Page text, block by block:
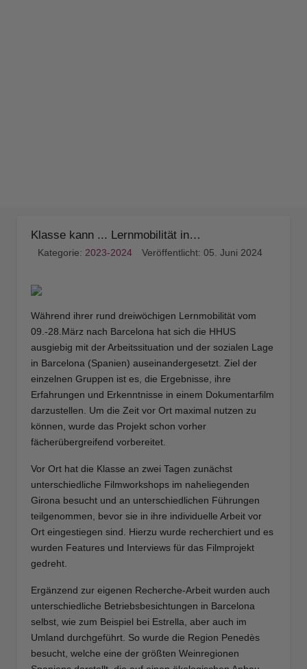
Klasse kann ... Lernmobilität in…
Kategorie:2023-2024 Veröffentlicht: 05. Juni 2024
Während ihrer rund dreiwöchigen Lernmobilität vom
09.-28.März nach Barcelona hat sich die HHUS
ausgiebig mit der Arbeitssituation und der sozialen Lage
in Barcelona (Spanien) auseinandergesetzt. Ziel der
einzelnen Gruppen ist es, die Ergebnisse, ihre
Erfahrungen und Erkenntnisse in einem Dokumentarfilm
darzustellen. Um die Zeit vor Ort maximal nutzen zu
können, wurde das Projekt schon vorher
fächerübergreifend vorbereitet.
Vor Ort hat die Klasse an zwei Tagen zunächst
unterschiedliche Filmworkshops im naheliegenden
Girona besucht und an unterschiedlichen Führungen
teilgenommen, bevor sie in ihre individuelle Arbeit vor
Ort eingestiegen sind. Hierzu wurde recherchiert und es
wurden Features und Interviews für das Filmprojekt
gedreht.
Ergänzend zur eigenen Recherche-Arbeit wurden auch
unterschiedliche Betriebsbesichtungen in Barcelona
selbst, wie zum Beispiel bei Estrella, aber auch im
Umland durchgeführt. So wurde die Region Penedès
besucht, welche eine der größten Weinregionen